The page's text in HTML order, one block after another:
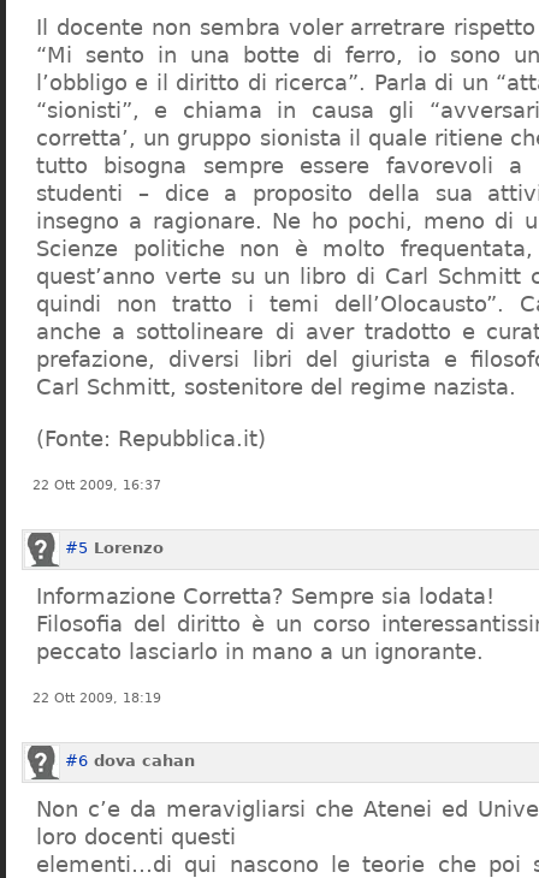
Il docente non sembra voler arretrare
“Mi sento in una botte di ferro, io sono
l’obbligo e il diritto di ricerca”. Parla di un
“sionisti”, e chiama in causa gli
corretta’, un gruppo sionista il quale ritiene
tutto bisogna sempre essere favorevoli a
studenti – dice a proposito della sua
insegno a ragionare. Ne ho pochi, meno di
Scienze politiche non è molto
quest’anno verte su un libro di Carl Schmitt
quindi non tratto i temi dell’Olocausto”.
anche a sottolineare di aver tradotto e
prefazione, diversi libri del giurista e
Carl Schmitt, sostenitore del regime nazista.
(Fonte: Repubblica.it)
22 Ott 2009, 16:37
#5 Lorenzo
Informazione Corretta? Sempre sia lodata!
Filosofia del diritto è un corso
peccato lasciarlo in mano a un ignorante.
22 Ott 2009, 18:19
#6 dova cahan
Non c’e da meravigliarsi che Atenei ed
loro docenti questi
elementi…di qui nascono le teorie che poi